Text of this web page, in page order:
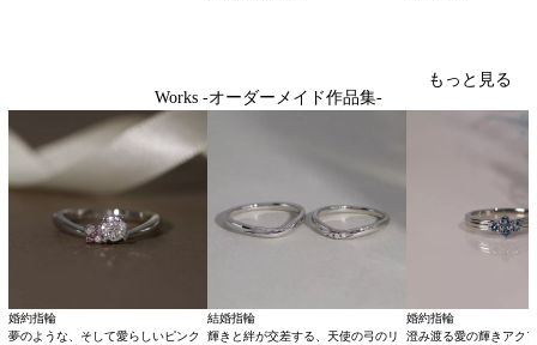
Works -オーダーメイド作品集-
もっと見る
婚約指輪
夢のような、そして愛らしいピンク
結婚指輪
輝きと絆が交差する、天使の弓のリ
婚約指輪
澄み渡る愛の輝きアク